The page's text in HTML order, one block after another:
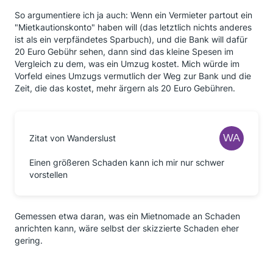
So argumentiere ich ja auch: Wenn ein Vermieter partout ein
"Mietkautionskonto" haben will (das letztlich nichts anderes
ist als ein verpfändetes Sparbuch), und die Bank will dafür
20 Euro Gebühr sehen, dann sind das kleine Spesen im
Vergleich zu dem, was ein Umzug kostet. Mich würde im
Vorfeld eines Umzugs vermutlich der Weg zur Bank und die
Zeit, die das kostet, mehr ärgern als 20 Euro Gebühren.
Zitat von Wanderslust
Einen größeren Schaden kann ich mir nur schwer
vorstellen
Gemessen etwa daran, was ein Mietnomade an Schaden
anrichten kann, wäre selbst der skizzierte Schaden eher
gering.